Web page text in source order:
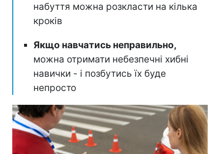
набуття можна розкласти на кілька
кроків
Якщо навчатись неправильно,
можна отримати небезпечні хибні
навички - і позбутись їх буде
непросто